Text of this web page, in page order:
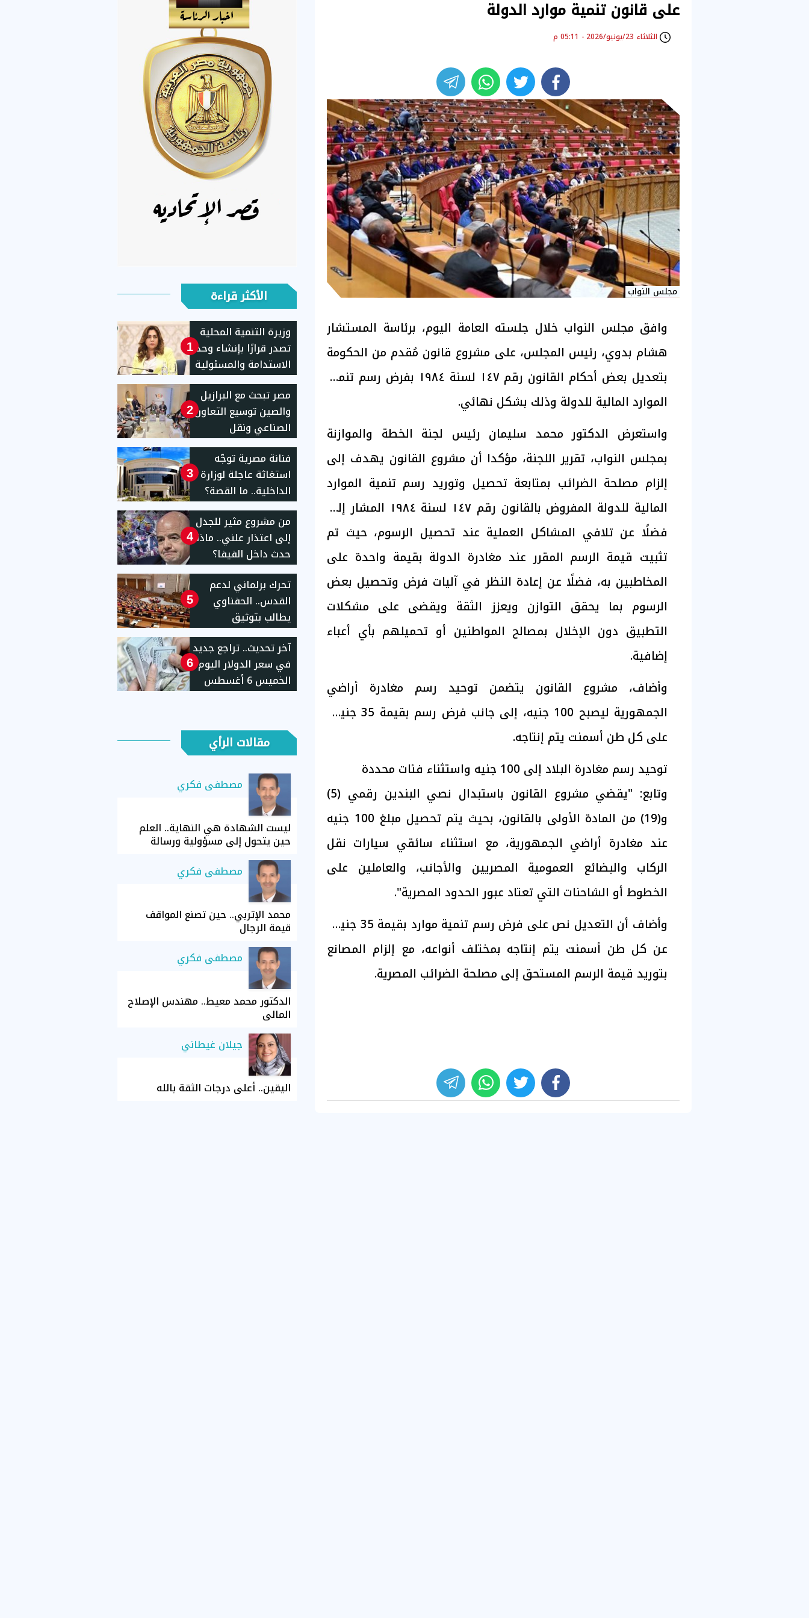
على قانون تنمية موارد الدولة
الثلاثاء 23/يونيو/2026 - 05:11 م
مجلس النواب
وافق مجلس النواب خلال جلسته العامة اليوم، برئاسة المستشار
هشام بدوي، رئيس المجلس، على مشروع قانون مُقدم من الحكومة
بتعديل بعض أحكام القانون رقم ١٤٧ لسنة ١٩٨٤ بفرض رسم تنمية
الموارد المالية للدولة وذلك بشكل نهائي.
واستعرض الدكتور محمد سليمان رئيس لجنة الخطة والموازنة
بمجلس النواب، تقرير اللجنة، مؤكدا أن مشروع القانون يهدف إلى
إلزام مصلحة الضرائب بمتابعة تحصيل وتوريد رسم تنمية الموارد
المالية للدولة المفروض بالقانون رقم ١٤٧ لسنة ١٩٨٤ المشار إليه
فضلًا عن تلافي المشاكل العملية عند تحصيل الرسوم، حيث تم
تثبيت قيمة الرسم المقرر عند مغادرة الدولة بقيمة واحدة على
المخاطبين به، فضلًا عن إعادة النظر في آليات فرض وتحصيل بعض
الرسوم بما يحقق التوازن ويعزز الثقة ويقضى على مشكلات
التطبيق دون الإخلال بمصالح المواطنين أو تحميلهم بأي أعباء
إضافية.
وأضاف، مشروع القانون يتضمن توحيد رسم مغادرة أراضي
الجمهورية ليصبح 100 جنيه، إلى جانب فرض رسم بقيمة 35 جنيهًا
على كل طن أسمنت يتم إنتاجه.
توحيد رسم مغادرة البلاد إلى 100 جنيه واستثناء فئات محددة
وتابع: "يقضي مشروع القانون باستبدال نصي البندين رقمي (5)
و(19) من المادة الأولى بالقانون، بحيث يتم تحصيل مبلغ 100 جنيه
عند مغادرة أراضي الجمهورية، مع استثناء سائقي سيارات نقل
الركاب والبضائع العمومية المصريين والأجانب، والعاملين على
الخطوط أو الشاحنات التي تعتاد عبور الحدود المصرية".
وأضاف أن التعديل نص على فرض رسم تنمية موارد بقيمة 35 جنيهًا
عن كل طن أسمنت يتم إنتاجه بمختلف أنواعه، مع إلزام المصانع
بتوريد قيمة الرسم المستحق إلى مصلحة الضرائب المصرية.
الأكثر قراءة
1
وزيرة التنمية المحلية
تصدر قرارًا بإنشاء وحدة
الاستدامة والمسئولية
المجتمعية
2
مصر تبحث مع البرازيل
والصين توسيع التعاون
الصناعي ونقل
التكنولوجيا
3
فنانة مصرية توجّه
استغاثة عاجلة لوزارة
الداخلية.. ما القصة؟
4
من مشروع مثير للجدل
إلى اعتذار علني.. ماذا
حدث داخل الفيفا؟
5
تحرك برلماني لدعم
القدس.. الحفناوي
يطالب بتوثيق
الانتهاكات الإسرائيلية
ومحاسبة الاحتلال
6
آخر تحديث.. تراجع جديد
في سعر الدولار اليوم
الخميس 6 أغسطس
2026
مقالات الرأي
مصطفى فكري
ليست الشهادة هي النهاية.. العلم
حين يتحول إلى مسؤولية ورسالة
مصطفى فكري
محمد الإتربي.. حين تصنع المواقف
قيمة الرجال
مصطفى فكري
الدكتور محمد معيط.. مهندس الإصلاح
المالي
جيلان غيطاني
اليقين.. أعلى درجات الثقة بالله